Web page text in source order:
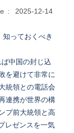
:
2025-12-14
知っておくべき
中国の封じ込
を避けて非常に
統領との電話会
連携が世界の構
プ前大統領と高
レゼンスを一気